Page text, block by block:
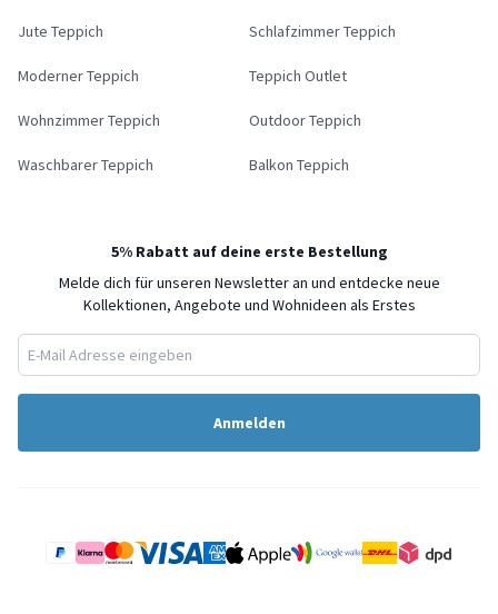
Jute Teppich Schlafzimmer Teppich
Moderner Teppich Teppich Outlet
Wohnzimmer Teppich Outdoor Teppich
Waschbarer Teppich Balkon Teppich
5% Rabatt auf deine erste Bestellung
Melde dich für unseren Newsletter an und entdecke neue
Kollektionen, Angebote und Wohnideen als Erstes
Anmelden